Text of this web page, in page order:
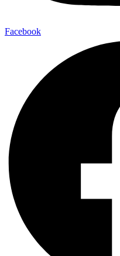
Facebook